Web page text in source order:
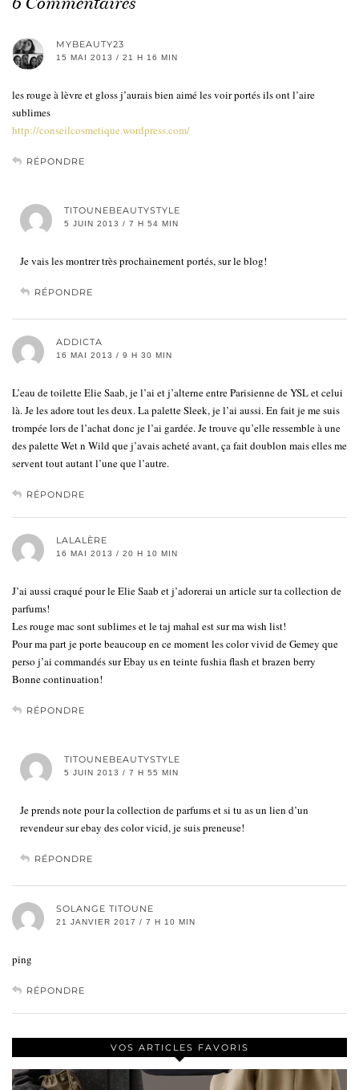
MYBEAUTY23
15 MAI 2013 / 21 H 16 MIN
les rouge à lèvre et gloss j’aurais bien aimé les voir portés ils ont l’aire
sublimes
http://conseilcosmetique.wordpress.com/
RÉPONDRE
TITOUNEBEAUTYSTYLE
5 JUIN 2013 / 7 H 54 MIN
Je vais les montrer très prochainement portés, sur le blog!
RÉPONDRE
ADDICTA
16 MAI 2013 / 9 H 30 MIN
L’eau de toilette Elie Saab, je l’ai et j’alterne entre Parisienne de YSL et celui
là. Je les adore tout les deux. La palette Sleek, je l’ai aussi. En fait je me suis
trompée lors de l’achat donc je l’ai gardée. Je trouve qu’elle ressemble à une
des palette Wet n Wild que j’avais acheté avant, ça fait doublon mais elles me
servent tout autant l’une que l’autre.
RÉPONDRE
LALALÈRE
16 MAI 2013 / 20 H 10 MIN
J’ai aussi craqué pour le Elie Saab et j’adorerai un article sur ta collection de
parfums!
Les rouge mac sont sublimes et le taj mahal est sur ma wish list!
Pour ma part je porte beaucoup en ce moment les color vivid de Gemey que
perso j’ai commandés sur Ebay us en teinte fushia flash et brazen berry
Bonne continuation!
RÉPONDRE
TITOUNEBEAUTYSTYLE
5 JUIN 2013 / 7 H 55 MIN
Je prends note pour la collection de parfums et si tu as un lien d’un
revendeur sur ebay des color vicid, je suis preneuse!
RÉPONDRE
SOLANGE TITOUNE
21 JANVIER 2017 / 7 H 10 MIN
ping
RÉPONDRE
VOS ARTICLES FAVORIS